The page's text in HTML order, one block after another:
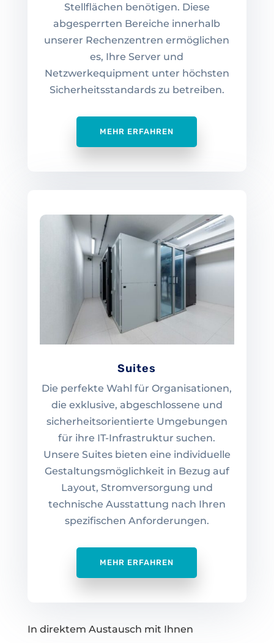
Stellflächen benötigen. Diese
abgesperrten Bereiche innerhalb
unserer Rechenzentren ermöglichen
es, Ihre Server und
Netzwerkequipment unter höchsten
Sicherheitsstandards zu betreiben.
MEHR ERFAHREN
Suites
Die perfekte Wahl für Organisationen,
die exklusive, abgeschlossene und
sicherheitsorientierte Umgebungen
für ihre IT-Infrastruktur suchen.
Unsere Suites bieten eine individuelle
Gestaltungsmöglichkeit in Bezug auf
Layout, Stromversorgung und
technische Ausstattung nach Ihren
spezifischen Anforderungen.
MEHR ERFAHREN
In direktem Austausch mit Ihnen